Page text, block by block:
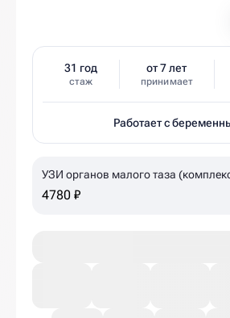
31 год
стаж
от 7 лет
принимает
Работает с
УЗИ органов малого таза
4780 ₽